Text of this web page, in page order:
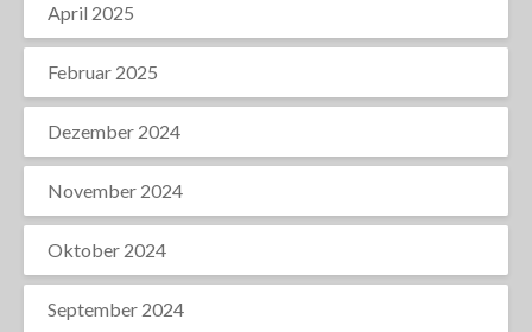
April 2025
Februar 2025
Dezember 2024
November 2024
Oktober 2024
September 2024